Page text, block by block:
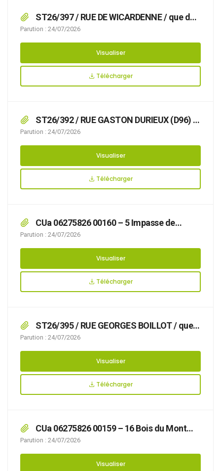
ST26/397 / RUE DE WICARDENNE / que des
travaux Stationnement de véhicules de
chantier rendent nécessaire d’arrêter la
réglementation appropriée du stationnement,
afin d’assurer la sécurité des usagers, du
05/08/2026 au 05/04/2027 RUE DE
WICARDENNE,
Parution : 24/07/2026
Visualiser
Télécharger
ST26/392 / RUE GASTON DURIEUX (D96) /
T que des travaux Rénovation d’une terrasse
rendent nécessaire d’arrêter la réglementation
appropriée du stationnement, afin d’assurer la
sécurité des usagers, du 03/08/2026 au
10/08/2026 RUE GASTON DURIEUX (D96),
Parution : 24/07/2026
Visualiser
Télécharger
CUa 06275826 00160 – 5 Impasse de
Maquétra
Parution : 24/07/2026
Visualiser
Télécharger
ST26/395 / RUE GEORGES BOILLOT / que
des travaux avec pose d’échafaudage rendent
nécessaire d’arrêter la réglementation
appropriée du stationnement, afin d’assurer la
sécurité des usagers, du 30/07/2026 au
10/08/2026 RUE GEORGES BOILLOT,
Parution : 24/07/2026
Visualiser
Télécharger
CUa 06275826 00159 – 16 Bois du Mont
Lambert
Parution : 24/07/2026
Visualiser